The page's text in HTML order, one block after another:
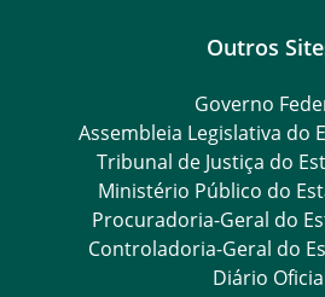
Outros
Governo
Assembleia Legislativa do
Tribunal de Justiça do
Ministério Público do
Procuradoria-Geral do
Controladoria-Geral do
Diário